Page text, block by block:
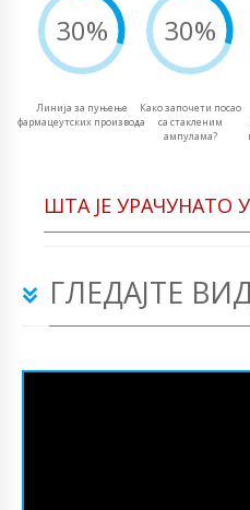
30%
Линија за пуњење
фармацеутских производа
30%
Како започети посао
са стакленим
ампулама?
ШТА ЈЕ УРАЧУНАТО
ГЛЕДАЈТЕ